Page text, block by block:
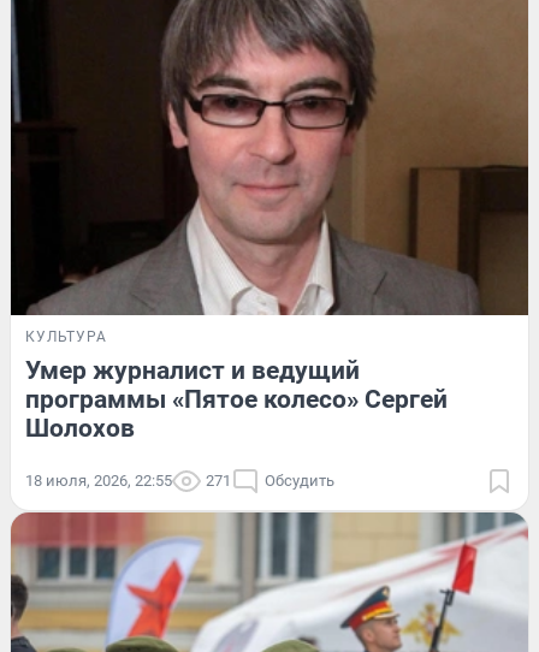
КУЛЬТУРА
Умер журналист и ведущий
программы «Пятое колесо» Сергей
Шолохов
18 июля, 2026, 22:55 271 Обсудить